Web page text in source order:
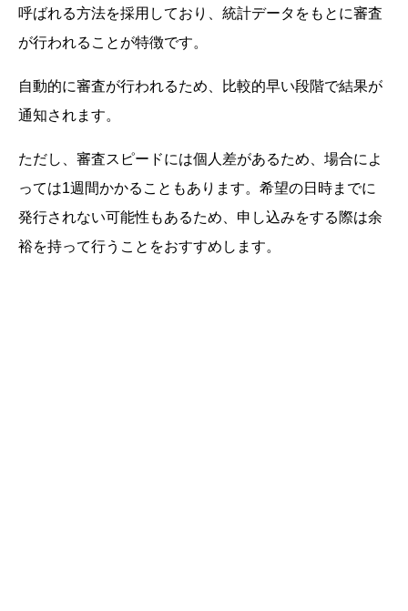
呼ばれる方法を採用しており、統計データをもとに審査
が行われることが特徴です。
自動的に審査が行われるため、比較的早い段階で結果が
通知されます。
ただし、審査スピードには個人差があるため、場合によ
っては1週間かかることもあります。希望の日時までに
発行されない可能性もあるため、申し込みをする際は余
裕を持って行うことをおすすめします。